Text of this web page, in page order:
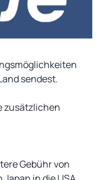
sendest.
zusätzlichen
Gebühr von